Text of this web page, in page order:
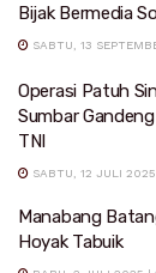
Bijak Bermedia
SABTU, 13
Operasi Patuh
Sumbar
TNI
SABTU, 12 JULI
Manabang
Hoyak Tabuik